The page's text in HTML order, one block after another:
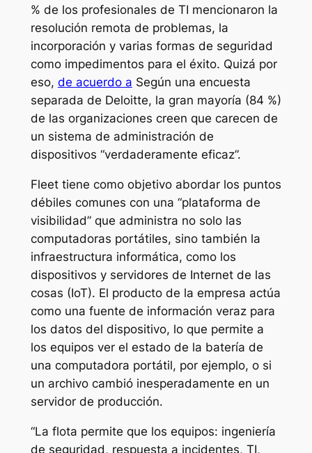
% de los profesionales de TI mencionaron la
resolución remota de problemas, la
incorporación y varias formas de seguridad
como impedimentos para el éxito. Quizá por
eso, de acuerdo a Según una encuesta
separada de Deloitte, la gran mayoría (84 %)
de las organizaciones creen que carecen de
un sistema de administración de
dispositivos “verdaderamente eficaz”.
Fleet tiene como objetivo abordar los puntos
débiles comunes con una “plataforma de
visibilidad” que administra no solo las
computadoras portátiles, sino también la
infraestructura informática, como los
dispositivos y servidores de Internet de las
cosas (IoT). El producto de la empresa actúa
como una fuente de información veraz para
los datos del dispositivo, lo que permite a
los equipos ver el estado de la batería de
una computadora portátil, por ejemplo, o si
un archivo cambió inesperadamente en un
servidor de producción.
“La flota permite que los equipos: ingeniería
de seguridad, respuesta a incidentes, TI,